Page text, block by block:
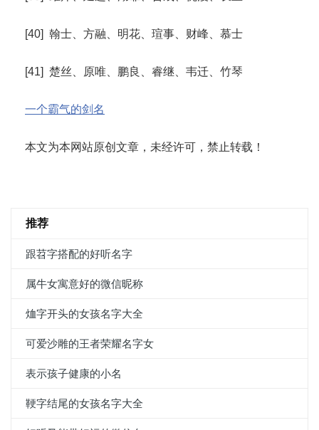
[40] 翰士、方融、明花、瑄事、财峰、慕士
[41] 楚丝、原唯、鹏良、睿继、韦迁、竹琴
一个霸气的剑名
本文为本网站原创文章，未经许可，禁止转载！
推荐
跟苕字搭配的好听名字
属牛女寓意好的微信昵称
烅字开头的女孩名字大全
可爱沙雕的王者荣耀名字女
表示孩子健康的小名
鞕字结尾的女孩名字大全